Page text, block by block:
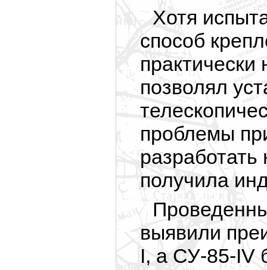
Хотя
способ
позволял
проблемы
получила
выявили
I, а СУ-85-IV